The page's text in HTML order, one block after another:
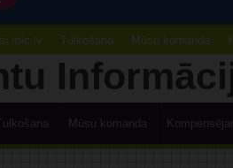
Tulkošana Mūsu komanda
Mūsu komanda